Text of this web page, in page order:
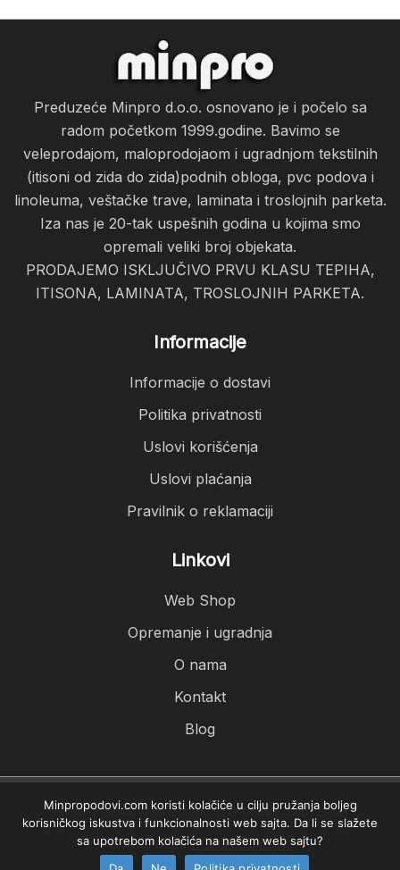
Preduzeće Minpro d.o.o. osnovano je i počelo sa
radom početkom 1999.godine. Bavimo se
veleprodajom, maloprodojaom i ugradnjom tekstilnih
(itisoni od zida do zida)podnih obloga, pvc podova i
linoleuma, veštačke trave, laminata i troslojnih parketa.
Iza nas je 20-tak uspešnih godina u kojima smo
opremali veliki broj objekata.
PRODAJEMO ISKLJUČIVO PRVU KLASU TEPIHA,
ITISONA, LAMINATA, TROSLOJNIH PARKETA.
Informacije
Informacije o dostavi
Politika privatnosti
Uslovi korišćenja
Uslovi plaćanja
Pravilnik o reklamaciji
Linkovi
Web Shop
Opremanje i ugradnja
O nama
Kontakt
Blog
Minpro podovi © 2026. Sva prava zadržana.
Izrada sajtaPCMAX Studio
Minpropodovi.com koristi kolačiće u cilju pružanja boljeg
korisničkog iskustva i funkcionalnosti web sajta. Da li se slažete
sa upotrebom kolačića na našem web sajtu?